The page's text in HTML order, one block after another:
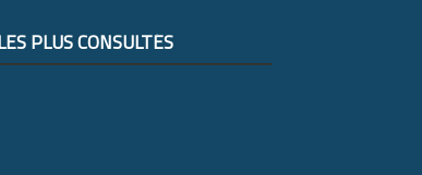
PLUS CONSULTÉS